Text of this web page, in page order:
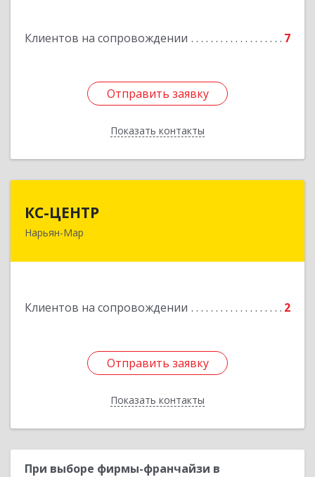
Клиентов на сопровождении 7
Отправить заявку
Показать контакты
Подробнее
Отправить заявку
Назад
КС-ЦЕНТР
Нарьян-Мар
Клиентов на сопровождении 2
Отправить заявку
Показать контакты
Отправить заявку
Назад
При выборе фирмы-франчайзи в